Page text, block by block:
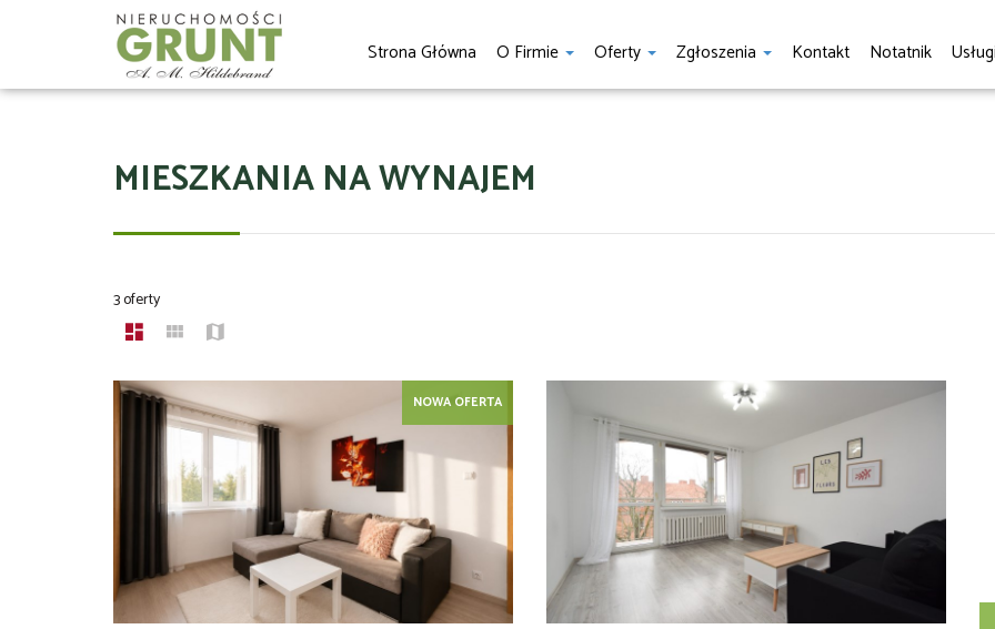
Strona Główna O Firmie Oferty Zgłoszenia Kontakt Notatnik
MIESZKANIA NA WYNAJEM
3 oferty
NOWA OFERTA